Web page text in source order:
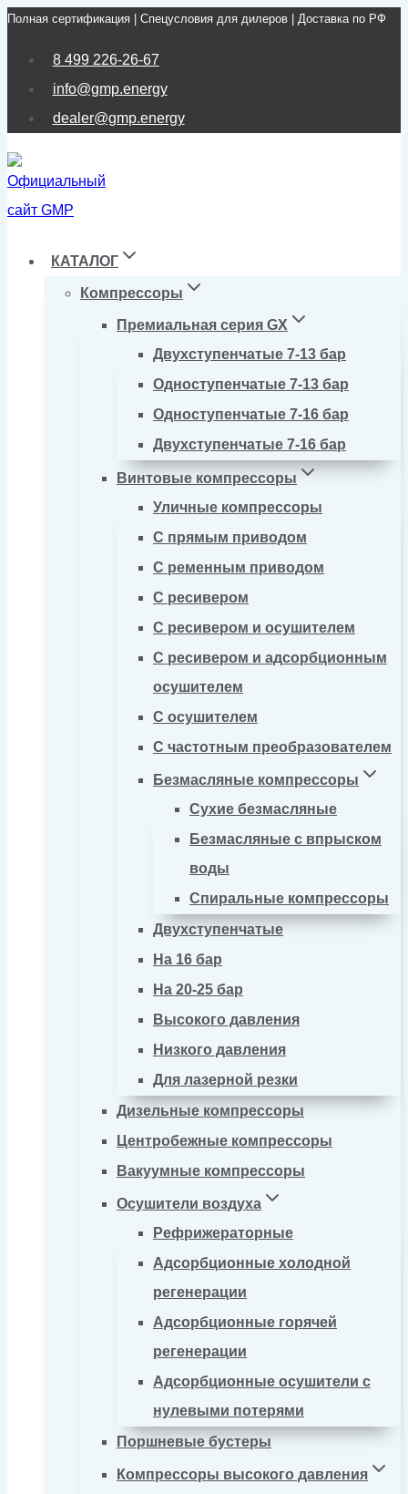
Перейти
Полная сертификация | Спецусловия для дилеров | Доставка по РФ
8 499 226-26-67
info@gmp.energy
dealer@gmp.energy
КАТАЛОГ
Компрессоры
Премиальная серия GX
Двухступенчатые 7-13 бар
Одноступенчатые 7-13 бар
Одноступенчатые 7-16 бар
Двухступенчатые 7-16 бар
Винтовые компрессоры
Уличные компрессоры
С прямым приводом
С ременным приводом
С ресивером
С ресивером и осушителем
С ресивером и адсорбционным
осушителем
С осушителем
С частотным преобразователем
Безмасляные компрессоры
Сухие безмасляные
Безмасляные с впрыском
воды
Спиральные компрессоры
Двухступенчатые
На 16 бар
На 20-25 бар
Высокого давления
Низкого давления
Для лазерной резки
Дизельные компрессоры
Центробежные компрессоры
Вакуумные компрессоры
Осушители воздуха
Рефрижераторные
Адсорбционные холодной
регенерации
Адсорбционные горячей
регенерации
Адсорбционные осушители с
нулевыми потерями
Поршневые бустеры
Компрессоры высокого давления